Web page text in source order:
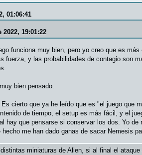
01:06:41
19:01:22
funciona muy bien, pero yo creo que es
fuerza, y las probabilidades de contagio son
bien pensado.
cierto que ya he leído que es "el juego que
de tiempo, el setup es más fácil, y el
hay que pensarse si conservar los dos. Yo
me han dado ganas de sacar Nemesis
miniaturas de Alien, si al final el